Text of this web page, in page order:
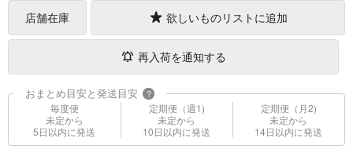
店舗在庫 欲しいものリストに追加
再入荷を通知する
おまとめ目安と発送目安 ?
毎度便
未定から
5日以内に発送
定期便（週1)
未定から
10日以内に発送
定期便（月2)
未定から
14日以内に発送